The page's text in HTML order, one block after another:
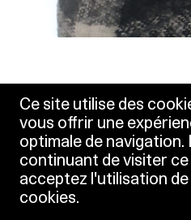
Ce site utilise des
vous offrir une
optimale de navigation.
continuant de visiter ce
acceptez l'utilisation de
cookies.